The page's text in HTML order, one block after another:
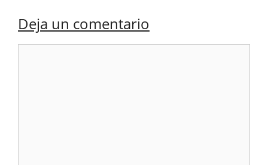
Deja un comentario